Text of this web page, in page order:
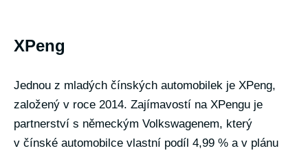
XPeng
Jednou z mladých čínských automobilek je XPeng,
založený v roce 2014. Zajímavostí na XPengu je
partnerství s německým Volkswagenem, který
v čínské automobilce vlastní podíl 4,99 % a v plánu